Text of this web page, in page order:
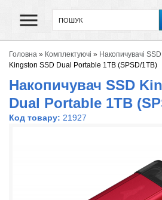
Головна » Комплектуючі » Накопичувачі SSD
Kingston SSD Dual Portable 1TB (SPSD/1TB)
Накопичувач SSD
Dual Portable 1TB
Код товару: 21927